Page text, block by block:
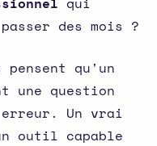
des mois ?
pensent qu'un
une question
Un vrai
outil capable